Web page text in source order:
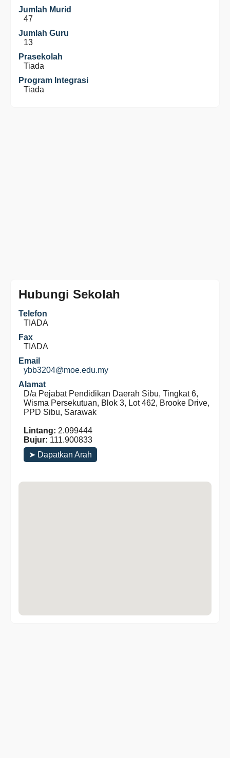
Jumlah Murid
47
Jumlah Guru
13
Prasekolah
Tiada
Program Integrasi
Tiada
Hubungi Sekolah
Telefon
TIADA
Fax
TIADA
Email
ybb3204@moe.edu.my
Alamat
D/a Pejabat Pendidikan Daerah Sibu, Tingkat 6,
Wisma Persekutuan, Blok 3, Lot 462, Brooke Drive,
PPD Sibu, Sarawak
Lintang: 2.099444
Bujur: 111.900833
➤ Dapatkan Arah